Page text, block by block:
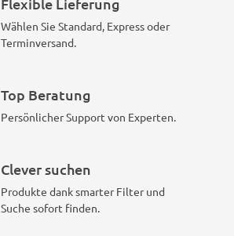
Flexible Lieferung
Wählen Sie Standard, Express oder
Terminversand.
Top Beratung
Persönlicher Support von Experten.
Clever suchen
Produkte dank smarter Filter und
Suche sofort finden.